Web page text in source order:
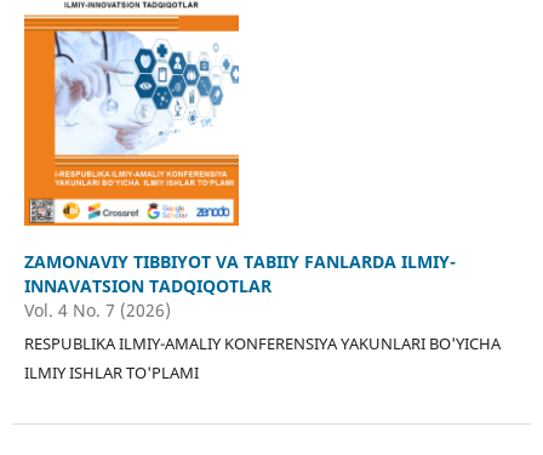
ZAMONAVIY TIBBIYOT VA TABIIY FANLARDA ILMIY-
INNAVATSION TADQIQOTLAR
Vol. 4 No. 7 (2026)
RESPUBLIKA ILMIY-AMALIY KONFERENSIYA YAKUNLARI BO'YICHA
ILMIY ISHLAR TO'PLAMI